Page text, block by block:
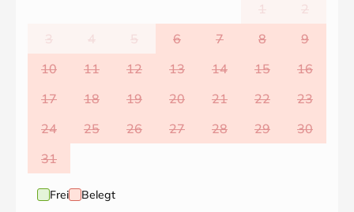
1
2
3
4 5 6 7 8
9
10
11 12 13 14 15
16
17
18 19 20 21 22
23
24
25 26 27 28 29
30
31
Frei Belegt